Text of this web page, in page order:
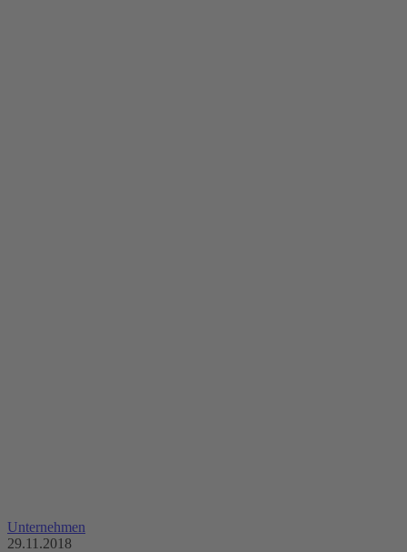
Unternehmen
29.11.2018